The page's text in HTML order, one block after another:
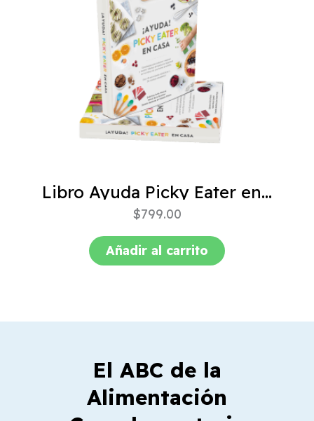
Libro Ayuda Picky Eater en casa
$799.00
Añadir al carrito
El ABC de la
Alimentación